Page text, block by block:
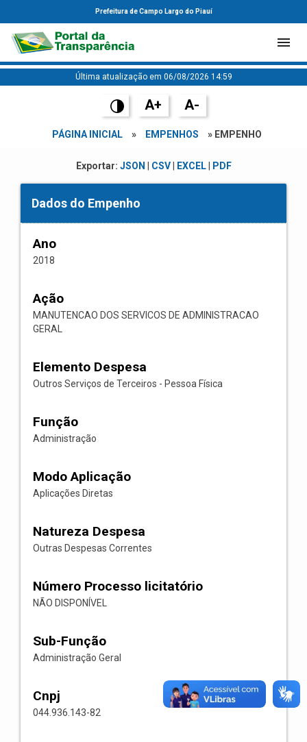
Prefeitura de Campo Largo do Piauí
Última atualização em 06/08/2026 14:59
A+ A-
PÁGINA INICIAL » EMPENHOS » EMPENHO
Exportar: JSON CSV| EXCEL| PDF
Dados do Empenho
Ano
2018
Ação
MANUTENCAO DOS SERVICOS DE ADMINISTRACAO
GERAL
Elemento Despesa
Outros Serviços de Terceiros - Pessoa Física
Função
Administração
Modo Aplicação
Aplicações Diretas
Natureza Despesa
Outras Despesas Correntes
Número Processo licitatório
NÃO DISPONÍVEL
Sub-Função
Administração Geral
Cnpj
044.936.143-82